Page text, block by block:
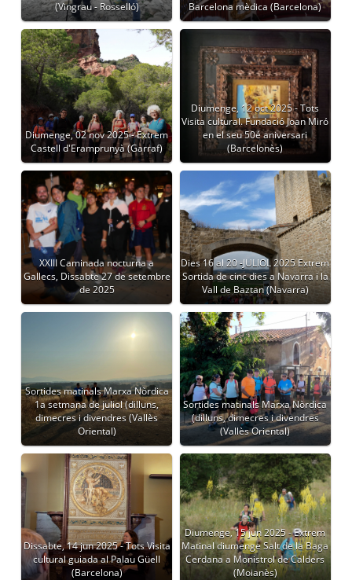
(Vingrau - Rosselló)
Barcelona mèdica (Barcelona)
Diumenge, 02 nov 2025 - Extrem
Castell d'Eramprunyà (Garraf)
Diumenge, 12 oct 2025 - Tots
Visita cultural. Fundació Joan Miró
en el seu 50é aniversari
(Barcelonès)
XXIII Caminada nocturna a
Gallecs, Dissabte 27 de setembre
de 2025
Dies 16 al 20 -JULIOL 2025 Extrem
Sortida de cinc dies a Navarra i la
Vall de Baztan (Navarra)
Sortides matinals Marxa Nòrdica
1a setmana de juliol (dilluns,
dimecres i divendres (Vallès
Oriental)
Sortides matinals Marxa Nòrdica
(dilluns, dimecres i divendres
(Vallès Oriental)
Dissabte, 14 jun 2025 - Tots Visita
cultural guiada al Palau Güell
(Barcelona)
Diumenge, 15 jun 2025 - Extrem
Matinal diumenge Salt de la Baga
Cerdana a Monistrol de Calders
(Moianès)